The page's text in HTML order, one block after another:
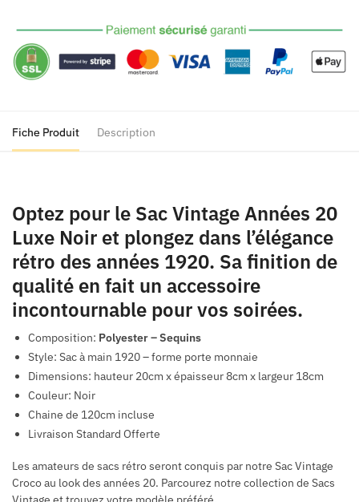
Fiche Produit Description
Optez pour le Sac Vintage Années 20
Luxe Noir et plongez dans l’élégance
rétro des années 1920. Sa finition de
qualité en fait un accessoire
incontournable pour vos soirées.
Composition: Polyester – Sequins
Style: Sac à main 1920 – forme porte monnaie
Dimensions: hauteur 20cm x épaisseur 8cm x largeur 18cm
Couleur: Noir
Chaine de 120cm incluse
Livraison Standard Offerte
Les amateurs de sacs rétro seront conquis par notre Sac Vintage
Croco au look des années 20. Parcourez notre collection de Sacs